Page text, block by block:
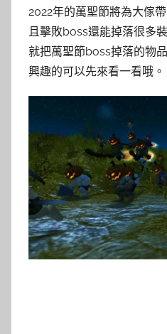
2022年的萬聖節將為大傢
且擊敗boss還能掉落很多
就把萬聖節boss掉落的物
興趣的可以先來看一看哦。